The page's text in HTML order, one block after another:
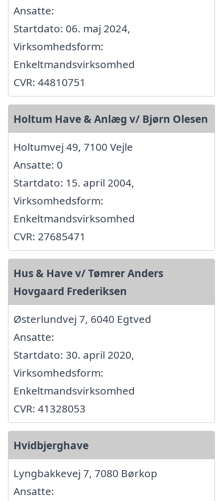
Ansatte:
Startdato: 06. maj 2024,
Virksomhedsform:
Enkeltmandsvirksomhed
CVR: 44810751
Holtum Have & Anlæg v/ Bjørn Olesen
Holtumvej 49, 7100 Vejle
Ansatte: 0
Startdato: 15. april 2004,
Virksomhedsform:
Enkeltmandsvirksomhed
CVR: 27685471
Hus & Have v/ Tømrer Anders
Hovgaard Frederiksen
Østerlundvej 7, 6040 Egtved
Ansatte:
Startdato: 30. april 2020,
Virksomhedsform:
Enkeltmandsvirksomhed
CVR: 41328053
Hvidbjerghave
Lyngbakkevej 7, 7080 Børkop
Ansatte: